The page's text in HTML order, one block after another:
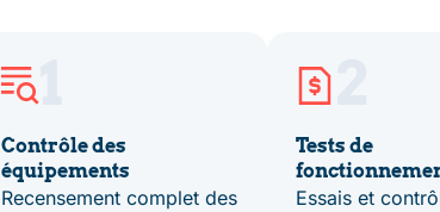
1
Contrôle des
équipements
Recensement complet des
Tests de
Essais et